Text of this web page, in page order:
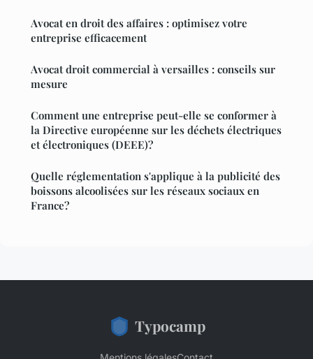
Avocat en droit des affaires : optimisez votre
entreprise efficacement
Avocat droit commercial à versailles : conseils sur
mesure
Comment une entreprise peut-elle se conformer à
la Directive européenne sur les déchets électriques
et électroniques (DEEE)?
Quelle réglementation s'applique à la publicité des
boissons alcoolisées sur les réseaux sociaux en
France?
Typocamp